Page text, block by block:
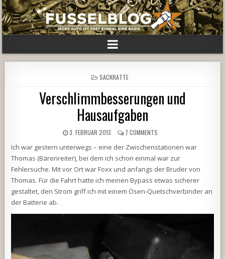
POSTED
IN
SACKRATTE
Verschlimmbesserungen und
Hausaufgaben
3. FEBRUAR 2013 7 COMMENTS
Ich war gestern unterwegs – eine der Zwischenstationen war
Thomas (Bärenreiter), bei dem ich schon einmal war zur
Fehlersuche. Mit vor Ort war Foxx und anfangs der Bruder von
Thomas. Für die Fahrt hatte ich meinen Bypass etwas sicherer
gestaltet, den Strom griff ich mit einem Ösen-Quetschverbinder an
der Batterie ab.